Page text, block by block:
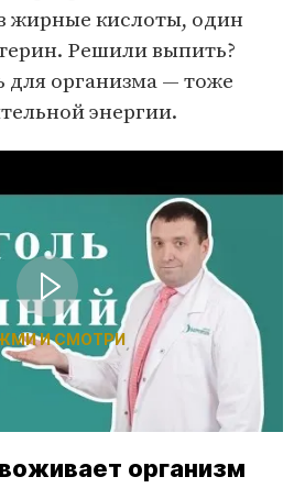
жирные кислоты, один
Решили выпить?
для организма — тоже
энергии.
И СМОТРИ
организм